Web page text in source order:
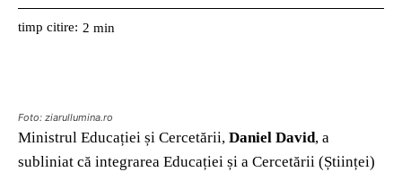
timp citire: 2 min
Foto: ziarullumina.ro
Ministrul Educației și Cercetării, Daniel David, a
subliniat că integrarea Educației și a Cercetării (Științei)